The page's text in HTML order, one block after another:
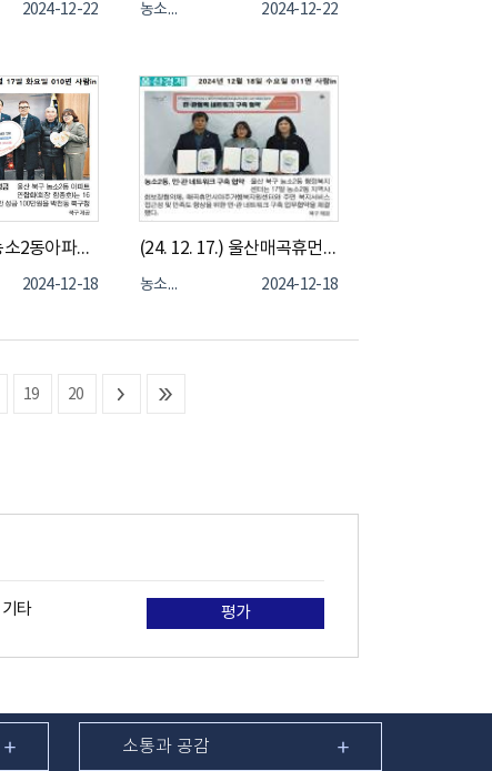
2024-12-22 농소2동 2024-12-22
(24. 12. 16.) 농소2동아파트연합회, 농소2동 저소득가구 지원을 위한 성금 100만원 전달
2024-12-18
(24. 12. 17.) 울산매곡휴먼시아주거행복지원센터, 농소2동행정복지센터, 농소2동지역사회보장협의체 민·관협력 네트워크 구축 협약
농소2동 2024-12-18
19 20
기타 평가
소통과 공감